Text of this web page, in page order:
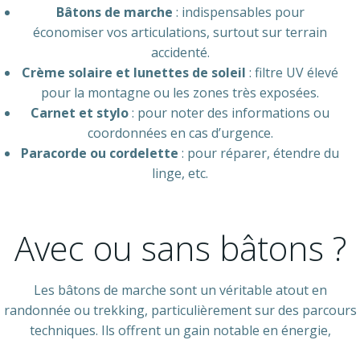
Bâtons de marche : indispensables pour
économiser vos articulations, surtout sur terrain
accidenté.
Crème solaire et lunettes de soleil : filtre UV élevé
pour la montagne ou les zones très exposées.
Carnet et stylo: pour noter des informations ou
coordonnées en cas d’urgence.
Paracorde ou cordelette : pour réparer, étendre du
linge, etc.
Avec ou sans bâtons ?
Les bâtons de marche sont un véritable atout en
randonnée ou trekking, particulièrement sur des parcours
techniques. Ils offrent un gain notable en énergie,